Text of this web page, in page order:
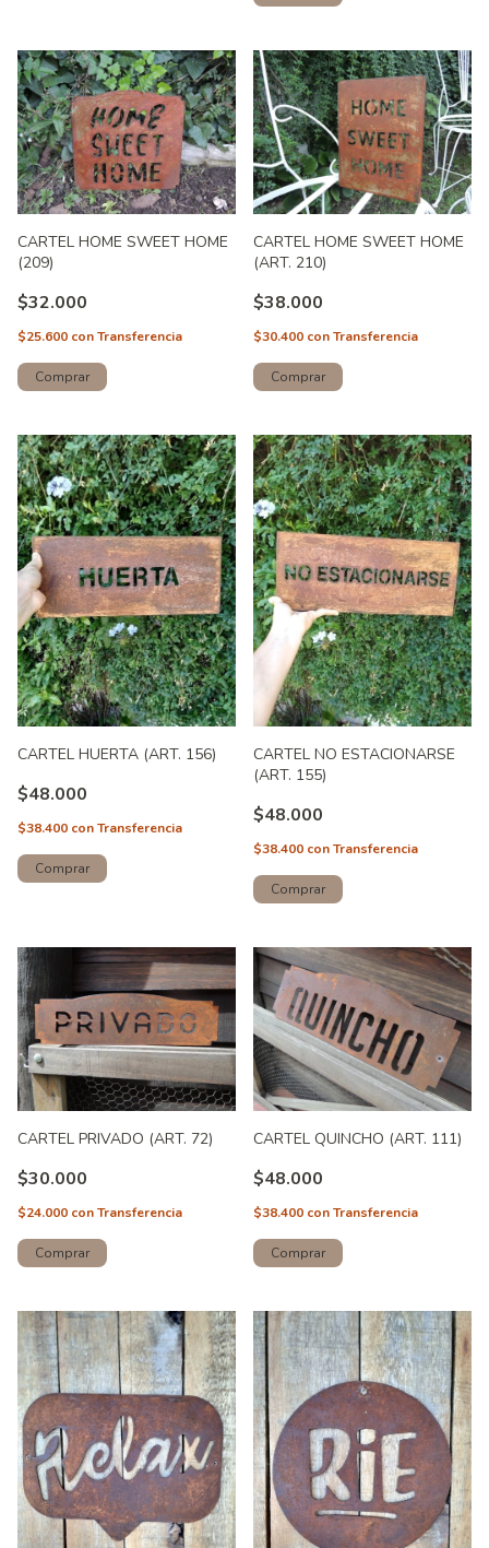
CARTEL HOME SWEET HOME
(209)
$32.000
$25.600 conTransferencia
CARTEL HOME SWEET HOME
(ART. 210)
$38.000
$30.400 conTransferencia
CARTEL HUERTA (ART. 156)
$48.000
$38.400 conTransferencia
CARTEL NO ESTACIONARSE
(ART. 155)
$48.000
$38.400 conTransferencia
CARTEL PRIVADO (ART. 72)
$30.000
$24.000 conTransferencia
CARTEL QUINCHO (ART. 111)
$48.000
$38.400 conTransferencia